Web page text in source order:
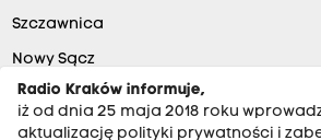
Szczawnica
Nowy Sącz
Radio Kraków informuje,
iż od dnia 25 maja 2018 roku
aktualizację polityki prywatności i